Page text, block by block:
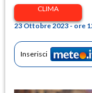
CLIMA
23 Ottobre 2023 - ore
Inserisci